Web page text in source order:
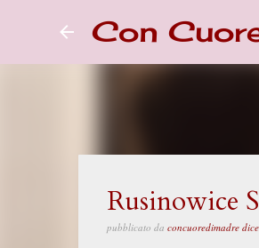
Con
Rusinowice
pubblicato da concuoredimadre